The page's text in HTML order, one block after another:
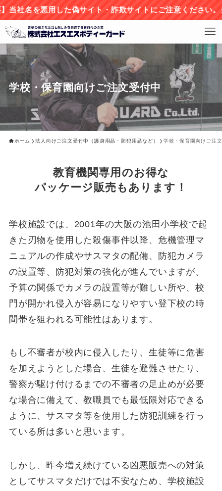
を悪用した偽サイト・詐欺サイトにご注意ください。当社
学校・保育園向けご注文受付中
ホーム 法人向けご注文受付中（護身用品・防犯用品など） 学校・保育園向けご注
教育機関専用のお得な
パッケージ販売もあります！
学校施設では、2001年の大阪の池田小学校で起
きた刃物を使用した殺傷事件以降、危機管理マ
ニュアルの作成やサスマタの配備、防犯カメラ
の設置等、防犯対策の強化が進んでいますが、
予算の関係でカメラの設置等が難しい所や、校
門が開かれ侵入が容易になりやすい登下校の時
間帯を狙われる可能性はあります。
もし不審者が校内に侵入したり、生徒等に危害
を加えようとした場合、生徒を避難させたり、
警察が駆け付けるまでの不審者の足止めが必要
な場合に備えて、教職員でも最低限対応できる
ように、サスマタ等を使用した防犯訓練を行っ
ている所は多いと思います。
しかし、昨今増え続けている凶悪販売への対策
としてサスマタだけでは不安なため、学校施設